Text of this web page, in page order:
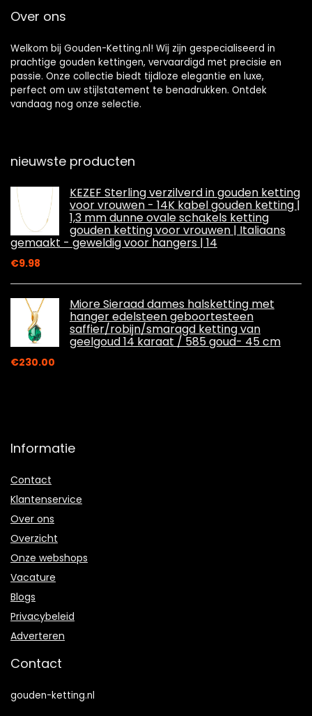
Over ons
Welkom bij Gouden-Ketting.nl! Wij zijn gespecialiseerd in
prachtige gouden kettingen, vervaardigd met precisie en
passie. Onze collectie biedt tijdloze elegantie en luxe,
perfect om uw stijlstatement te benadrukken. Ontdek
vandaag nog onze selectie.
nieuwste producten
KEZEF Sterling verzilverd in gouden ketting
voor vrouwen - 14K kabel gouden ketting |
1,3 mm dunne ovale schakels ketting
gouden ketting voor vrouwen | Italiaans
gemaakt - geweldig voor hangers | 14
€9.98
Miore Sieraad dames halsketting met
hanger edelsteen geboortesteen
saffier/robijn/smaragd ketting van
geelgoud 14 karaat / 585 goud- 45 cm
€230.00
Informatie
Contact
Klantenservice
Over ons
Overzicht
Onze webshops
Vacature
Blogs
Privacybeleid
Adverteren
Contact
gouden-ketting.nl